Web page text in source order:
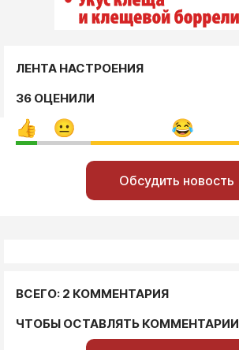
ЛЕНТА НАСТРОЕНИЯ
36 ОЦЕНИЛИ
Обсудить новость
ВСЕГО: 2 КОММЕНТАРИЯ
ЧТОБЫ ОСТАВЛЯТЬ КОММЕНТАРИИ